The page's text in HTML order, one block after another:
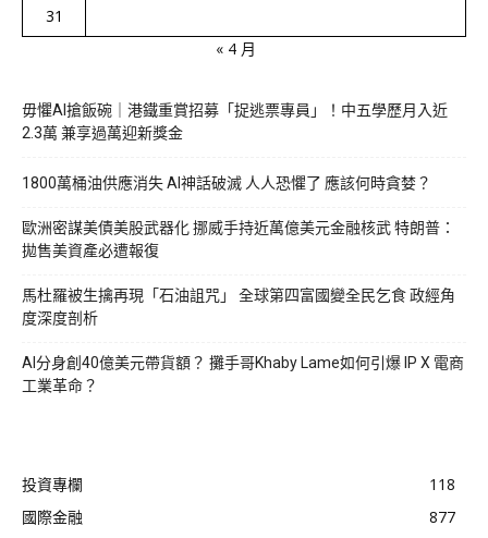
31
« 4 月
毋懼AI搶飯碗｜港鐵重賞招募「捉逃票專員」！中五學歷月入近
2.3萬 兼享過萬迎新獎金
1800萬桶油供應消失 AI神話破滅 人人恐懼了 應該何時貪婪？
歐洲密謀美債美股武器化 挪威手持近萬億美元金融核武 特朗普：
拋售美資產必遭報復
馬杜羅被生擒再現「石油詛咒」 全球第四富國變全民乞食 政經角
度深度剖析
AI分身創40億美元帶貨額？ 攤手哥Khaby Lame如何引爆 IP X 電商
工業革命？
投資專欄
118
國際金融
877